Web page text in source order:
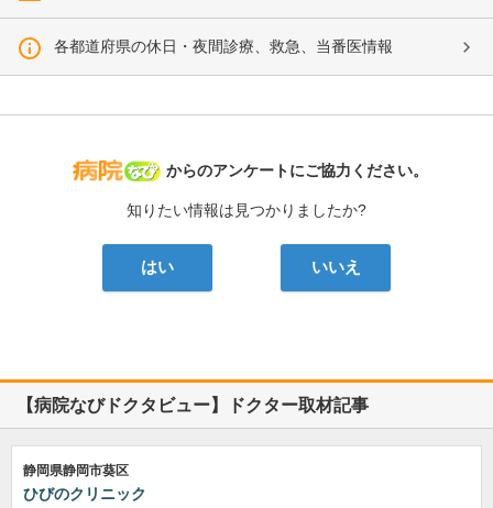
各都道府県の休日・夜間診療、救急、当番医情報
病院なび
からのアンケートにご協力ください。
知りたい情報は見つかりましたか?
はい いいえ
【病院なびドクタビュー】ドクター取材記事
静岡県静岡市葵区
ひびのクリニック